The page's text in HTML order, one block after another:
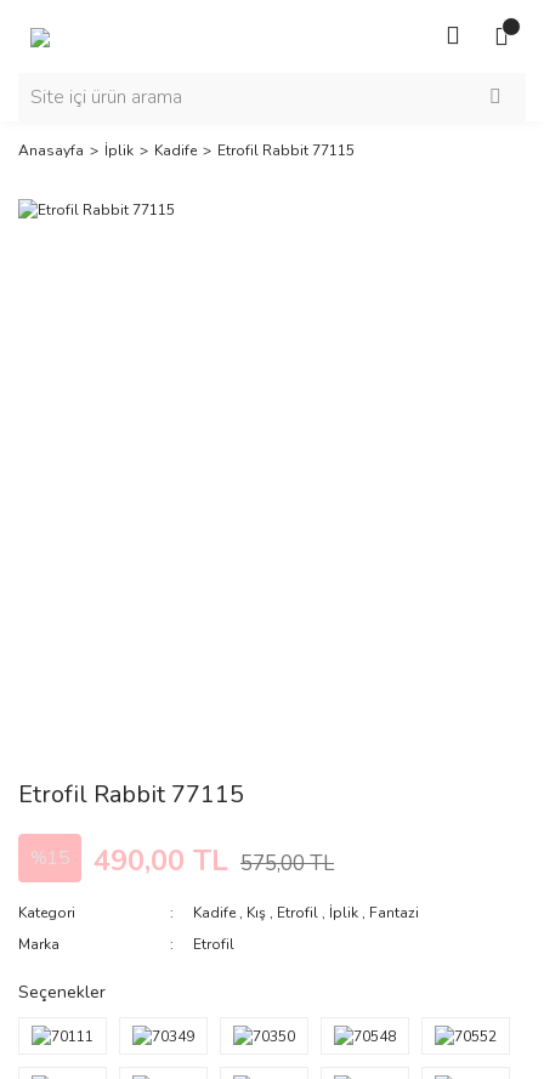
Anasayfa İplik Kadife Etrofil Rabbit 77115
Etrofil Rabbit 77115
%15 490,00 TL 575,00 TL
Kategori Kadife , Kış , Etrofil, İplik , Fantazi
Marka
Etrofil
Seçenekler